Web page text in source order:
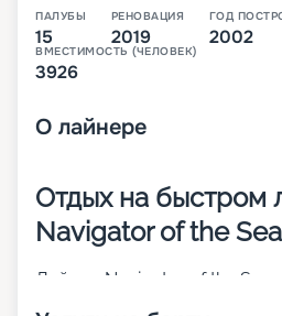
ПАЛУБЫ
15
РЕНОВАЦИЯ
2019
ГОД
2002
ВМЕСТИМОСТЬ (ЧЕЛОВЕК)
3926
О лайнере
Отдых на быстром
Navigator of the
Лайнер Navigator of the Seas